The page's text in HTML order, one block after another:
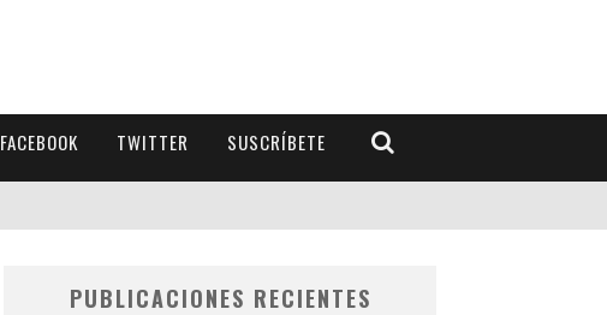
FACEBOOK TWITTER SUSCRÍBETE
PUBLICACIONES RECIENTES